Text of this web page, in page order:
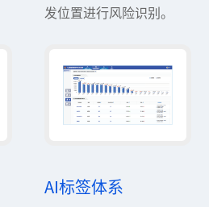
发位置进行风险识别。
AI标签体系